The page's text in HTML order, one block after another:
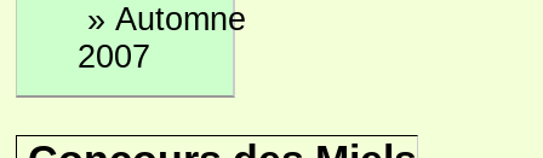
» Automne
2007